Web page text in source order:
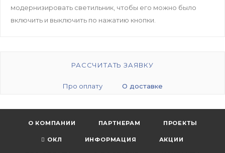
модернизировать светильник, чтобы его можно было
включить и выключить по нажатию кнопки.
РАССЧИТАТЬ ЗАЯВКУ
Про оплату О доставке
О КОМПАНИИ ПАРТНЕРАМ ПРОЕКТЫ
ОКЛ ИНФОРМАЦИЯ АКЦИИ